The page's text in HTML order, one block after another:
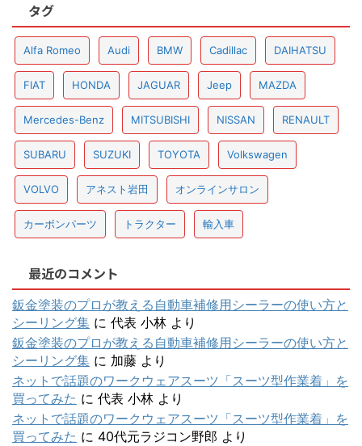
タグ
Alfa Romeo Audi BMW Cadillac DAIHATSU
FIAT HONDA JAGUAR Jeep MAZDA
Mercedes-Benz MITSUBISHI NISSAN RENAULT
SUBARU SUZUKI TOYOTA Volkswagen
VOLVO アネスト岩田 オンラインサロン
カーボンパーツ トラクター 輸入車
最近のコメント
鈑金塗装のプロが教える自動車補修用シーラーの使い方と
シーリング集 に 代表 小林 より
鈑金塗装のプロが教える自動車補修用シーラーの使い方と
シーリング集 に 加藤 より
ネットで話題のワークウェアスーツ「スーツ型作業着」を
買ってみた に 代表 小林 より
ネットで話題のワークウェアスーツ「スーツ型作業着」を
買ってみた に 40代元ラジコン野郎 より